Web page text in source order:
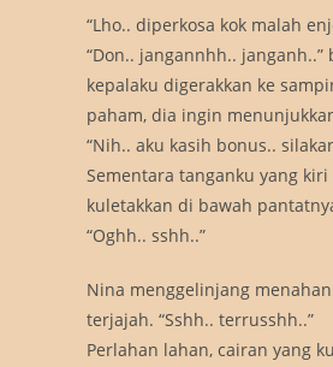
“Lho.. diperkosa kok malah
“Don.. jangannhh..
kepalaku digerakkan ke
paham, dia ingin
“Nih.. aku kasih bonus..
Sementara tanganku yang
kuletakkan di bawah
“Oghh.. sshh..”
Nina menggelinjang
terjajah. “Sshh.. terrusshh..”
Perlahan lahan, cairan yang